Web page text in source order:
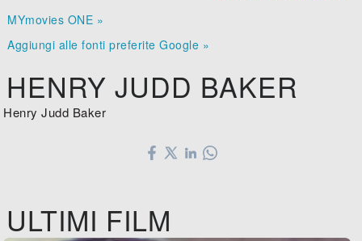
MYmovies ONE »
Aggiungi alle fonti preferite Google »
HENRY JUDD BAKER
Henry Judd Baker
ULTIMI FILM